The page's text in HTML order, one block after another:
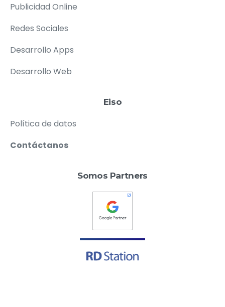
Publicidad Online
Redes Sociales
Desarrollo Apps
Desarrollo Web
Eiso
Política de datos
Contáctanos
Somos Partners